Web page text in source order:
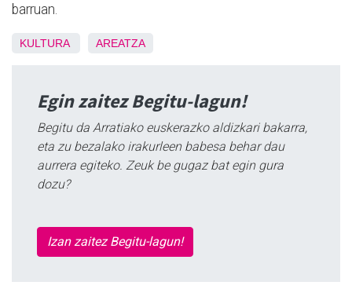
barruan.
KULTURA AREATZA
Egin zaitez Begitu-lagun!
Begitu da Arratiako euskerazko aldizkari bakarra,
eta zu bezalako irakurleen babesa behar dau
aurrera egiteko. Zeuk be gugaz bat egin gura
dozu?
Izan zaitez Begitu-lagun!